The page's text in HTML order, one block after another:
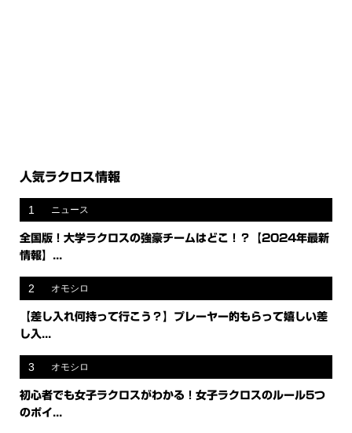
人気ラクロス情報
1 ニュース
全国版！大学ラクロスの強豪チームはどこ！？【2024年最新
情報】...
2 オモシロ
【差し入れ何持って行こう？】プレーヤー的もらって嬉しい差
し入...
3 オモシロ
初心者でも女子ラクロスがわかる！女子ラクロスのルール5つ
のポイ...